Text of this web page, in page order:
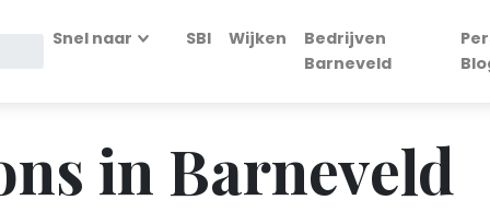
Snel naar SBI Wijken
Bedrijven
Barneveld
in Barneveld